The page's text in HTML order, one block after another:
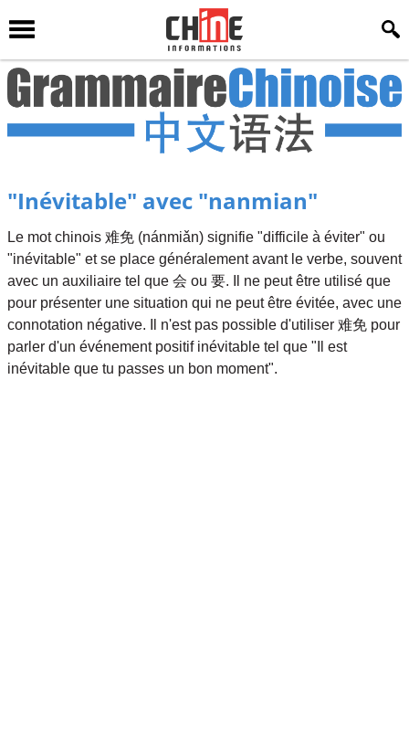
"Inévitable" avec "nanmian"
Le mot chinois 难免 (nánmiǎn) signifie "difficile à éviter" ou
"inévitable" et se place généralement avant le verbe, souvent
avec un auxiliaire tel que 会 ou 要. Il ne peut être utilisé que
pour présenter une situation qui ne peut être évitée, avec une
connotation négative. Il n'est pas possible d'utiliser 难免 pour
parler d'un événement positif inévitable tel que "Il est
inévitable que tu passes un bon moment".